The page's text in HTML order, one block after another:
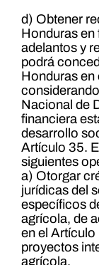
d) Obtener
Honduras en
adelantos y
podrá
Honduras en
Nacional de
financiera
desarrollo
Artículo 35.
siguientes
a) Otorgar
jurídicas del
específicos
agrícola, de
en el Artículo
proyectos
agrícola.